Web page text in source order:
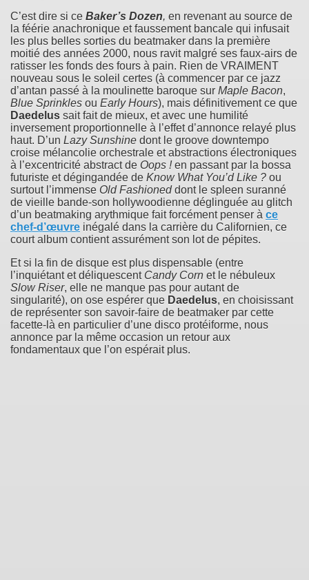
C’est dire si ce Baker’s Dozen, en revenant au source de
la féérie anachronique et faussement bancale qui infusait
les plus belles sorties du beatmaker dans la première
moitié des années 2000, nous ravit malgré ses faux-airs de
ratisser les fonds des fours à pain. Rien de VRAIMENT
nouveau sous le soleil certes (à commencer par ce jazz
d’antan passé à la moulinette baroque sur Maple Bacon,
Blue Sprinkles ou Early Hours), mais définitivement ce que
Daedelus sait fait de mieux, et avec une humilité
inversement proportionnelle à l’effet d’annonce relayé plus
haut. D’un Lazy Sunshine dont le groove downtempo
croise mélancolie orchestrale et abstractions électroniques
à l’excentricité abstract de Oops !en passant par la bossa
futuriste et dégingandée de Know What You’d Like ? ou
surtout l’immense Old Fashioneddont le spleen suranné
de vieille bande-son hollywoodienne déglinguée au glitch
d’un beatmaking arythmique fait forcément penser à ce
chef-d’œuvre inégalé dans la carrière du Californien, ce
court album contient assurément son lot de pépites.
Et si la fin de disque est plus dispensable (entre
l’inquiétant et déliquescent Candy Corn et le nébuleux
Slow Riser, elle ne manque pas pour autant de
singularité), on ose espérer que Daedelus, en choisissant
de représenter son savoir-faire de beatmaker par cette
facette-là en particulier d’une disco protéiforme, nous
annonce par la même occasion un retour aux
fondamentaux que l’on espérait plus.